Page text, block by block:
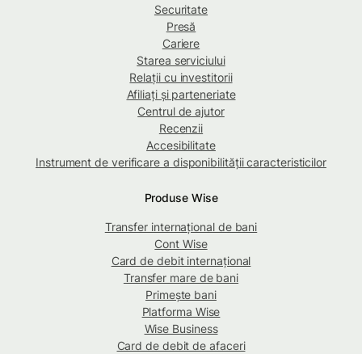
Securitate
Presă
Cariere
Starea serviciului
Relații cu investitorii
Afiliați și parteneriate
Centrul de ajutor
Recenzii
Accesibilitate
Instrument de verificare a disponibilității caracteristicilor
Produse Wise
Transfer internațional de bani
Cont Wise
Card de debit internațional
Transfer mare de bani
Primește bani
Platforma Wise
Wise Business
Card de debit de afaceri